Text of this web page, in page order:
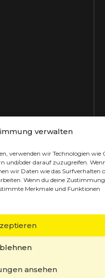
verwalten
verwenden wir Technologien wie
und/oder darauf zuzugreifen.
wir Daten wie das Surfverhalten
Wenn du deine
Merkmale und Funktionen
ansehen
Rechte vorbehalten